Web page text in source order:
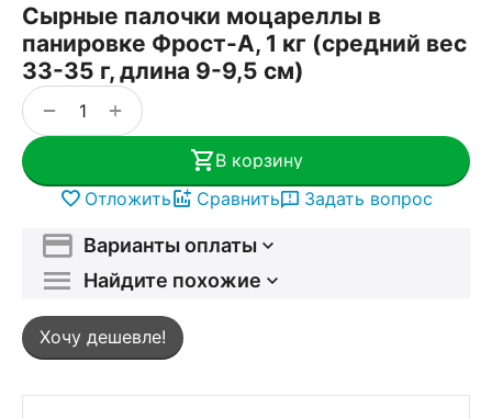
Сырные палочки моцареллы в
панировке Фрост-А, 1 кг (средний вес
33-35 г, длина 9-9,5 см)
+
−
В корзину
Отложить
Сравнить Задать вопрос
Варианты оплаты
Найдите похожие
Хочу дешевле!